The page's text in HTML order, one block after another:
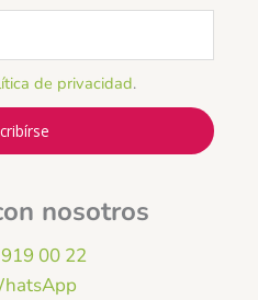
de privacidad.
nosotros
00 22